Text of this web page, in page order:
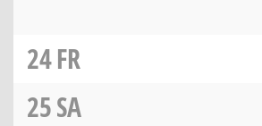
24FR
25SA